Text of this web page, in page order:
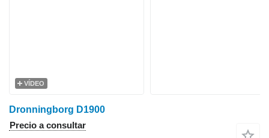
VÍDEO
Dronningborg D1900
Precio a consultar